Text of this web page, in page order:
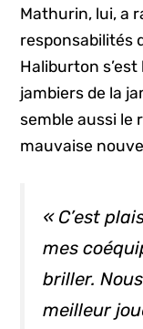
Mathurin, lui, a
responsabilités
Haliburton
jambiers de la
semble aussi le
mauvaise
« C’est
mes
briller.
meilleur